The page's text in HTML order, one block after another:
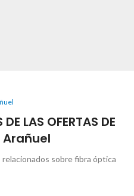
DE LAS OFERTAS DE
Arañuel
sobre fibra óptica